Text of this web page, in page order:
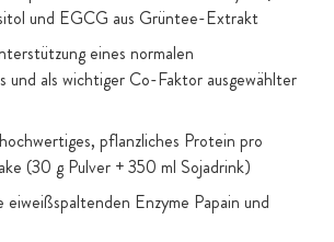
und EGCG aus Grüntee-Extrakt
eines normalen
und als wichtiger Co-Faktor ausgewählter
pflanzliches Protein pro
(30 g Pulver + 350 ml Sojadrink)
eiweißspaltenden Enzyme Papain und